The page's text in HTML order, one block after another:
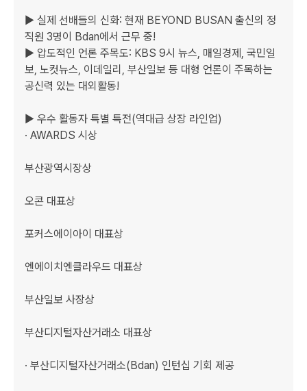
▶ 실제 선배들의 신화: 현재 BEYOND BUSAN 출신의 정
직원 3명이 Bdan에서 근무 중!
▶ 압도적인 언론 주목도: KBS 9시 뉴스, 매일경제, 국민일
보, 노컷뉴스, 이데일리, 부산일보 등 대형 언론이 주목하는
공신력 있는 대외활동!
▶ 우수 활동자 특별 특전(역대급 상장 라인업)
· AWARDS 시상
부산광역시장상
오콘 대표상
포커스에이아이 대표상
엔에이치엔클라우드 대표상
부산일보 사장상
부산디지털자산거래소 대표상
· 부산디지털자산거래소(Bdan) 인턴십 기회 제공